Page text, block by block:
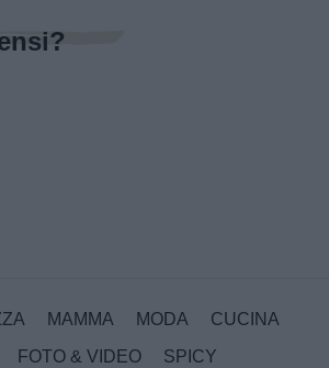
MAMMA MODA
CUCINA
FOTO & VIDEO SPICY